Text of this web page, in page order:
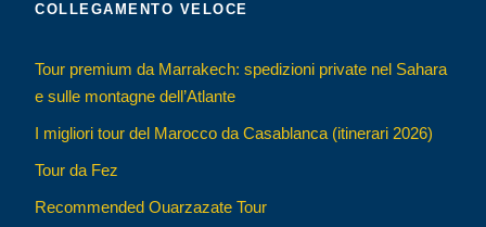
COLLEGAMENTO VELOCE
Tour premium da Marrakech: spedizioni private nel Sahara
e sulle montagne dell’Atlante
I migliori tour del Marocco da Casablanca (itinerari 2026)
Tour da Fez
Recommended Ouarzazate Tour